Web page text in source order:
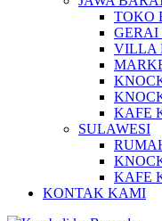
TOKO
GERAI
VILLA
KAFE
SULAWESI
KAFE
KONTAK KAMI